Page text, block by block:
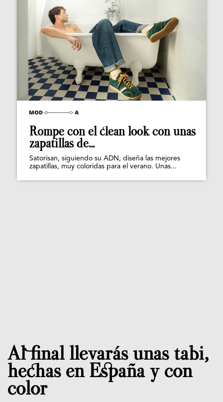
Rompe con el clean look con unas
zapatillas de...
Satorisan, siguiendo su ADN, diseña las mejores
zapatillas, muy coloridas para el verano. Unas...
Al final llevarás unas tabi,
hechas en España y con
color